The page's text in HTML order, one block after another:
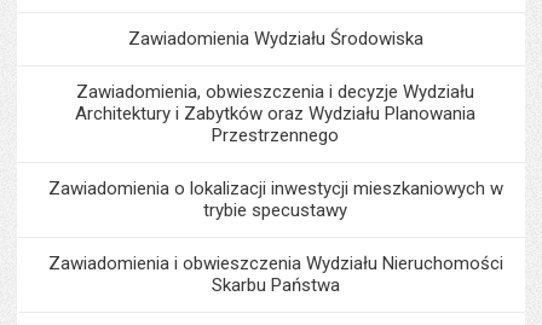
Zawiadomienia Wydziału Środowiska
Zawiadomienia, obwieszczenia i decyzje Wydziału
Architektury i Zabytków oraz Wydziału Planowania
Przestrzennego
Zawiadomienia o lokalizacji inwestycji mieszkaniowych w
trybie specustawy
Zawiadomienia i obwieszczenia Wydziału Nieruchomości
Skarbu Państwa